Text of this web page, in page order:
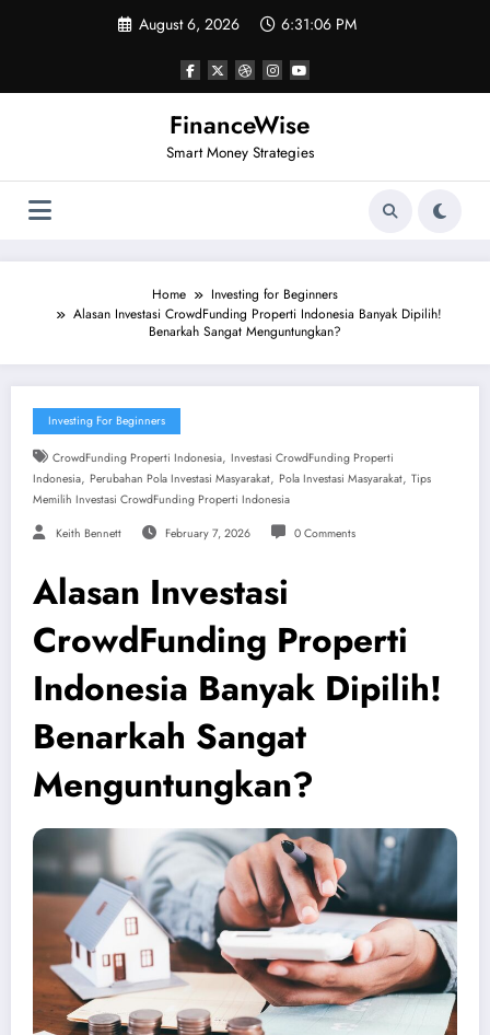
August 6, 2026 6:31:06 PM
FinanceWise
Smart Money Strategies
Home
Investing for Beginners
Alasan Investasi CrowdFunding Properti Indonesia Banyak Dipilih!
Benarkah Sangat Menguntungkan?
Investing For Beginners
CrowdFunding Properti Indonesia, Investasi CrowdFunding Properti
Indonesia, Perubahan Pola Investasi Masyarakat, Pola Investasi Masyarakat, Tips
Memilih Investasi CrowdFunding Properti Indonesia
Keith Bennett February 7, 2026 0 Comments
Alasan Investasi
CrowdFunding Properti
Indonesia Banyak Dipilih!
Benarkah Sangat
Menguntungkan?